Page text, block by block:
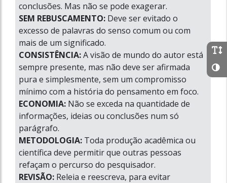
conclusões. Mas não se pode exagerar.
SEM REBUSCAMENTO: Deve ser evitado o
excesso de palavras do senso comum ou com
mais de um significado.
CONSISTÊNCIA:A visão de mundo do autor está
sempre presente, mas não deve ser afirmada
pura e simplesmente, sem um compromisso
mínimo com a história do pensamento em foco.
ECONOMIA: Não se exceda na quantidade de
informações, ideias ou conclusões num só
parágrafo.
METODOLOGIA: Toda produção acadêmica ou
científica deve permitir que outras pessoas
refaçam o percurso do pesquisador.
REVISÃO: Releia e reescreva, para evitar